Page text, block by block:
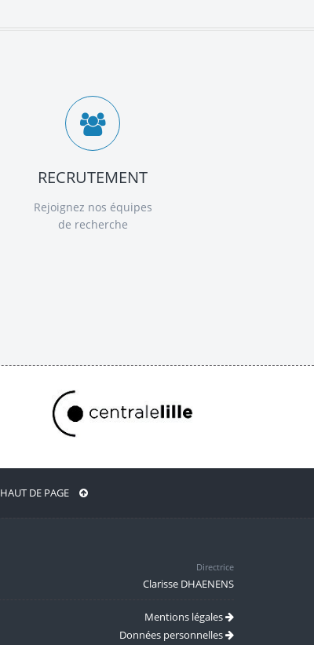
RECRUTEMENT
Rejoignez nos équipes
de recherche
HAUT DE PAGE
Directrice
Clarisse DHAENENS
Mentions légales
Données personnelles